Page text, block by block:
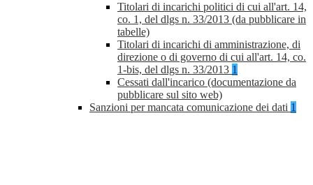
Titolari di incarichi politici di cui all'art. 14,
co. 1, del dlgs n. 33/2013 (da pubblicare in
tabelle)
Titolari di incarichi di amministrazione, di
direzione o di governo di cui all'art. 14, co.
1-bis, del dlgs n. 33/2013 1
Cessati dall'incarico (documentazione da
pubblicare sul sito web)
Sanzioni per mancata comunicazione dei dati 1